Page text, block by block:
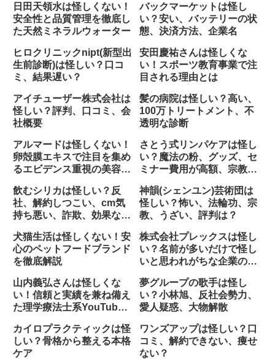
日田天領水は怪しくない！
安全性と品質管理を徹底し
た天然ミネラルウォーター
バックマーケットは怪し
い？安い、バッテリーの状
態、決済方法、企業名
ヒロクリニックnipt(新型出
生前診断)は怪しい？口コ
ミ、結果遅い？
安田慶祐さんは怪しくな
い！スポーツ教育事業で注
目される理由とは
アイチューザー株式会社は
怪しい？評判、口コミ、会
社概要
髪の病院は怪しい？高い、
100万トリートメント、不
透明な診断
アルマードは怪しくない！
卵殻膜エキスで注目を集め
るエビデンス重視の美容ブ
さとう式リンパケアは怪し
い？魔法の粉、グッズ、セ
ミナー費用が高額、宗教
飲むシリカは怪しい？反
社、解約しつこい、cm気
持ち悪い、詐欺、効果な
神韻(シェンユン)芸術団は
怪しい？怖い、法輪功、宗
教、うざい、評判は？
犬猫生活は怪しくない！安
心のペットフードブランド
を徹底解説
株式会社プレックスは怪し
い？名前が多いだけで怪し
いと思われがちな企業の真
山内義弘さんは怪しくな
い！信頼と実績を兼ね備え
た理学療法士系YouTuber
夢グループの歌手は怪し
い？小林旭、反社会勢力、
愛人疑惑、大物解散
カイロプラクティックは怪
しい？骨格から整える本格
ケア
ワンズアップは怪しい？口
コミ、解約できない、痩せ
ない？